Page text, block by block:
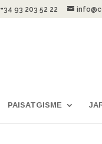
+34 93 203 52 22
PAISATGISME